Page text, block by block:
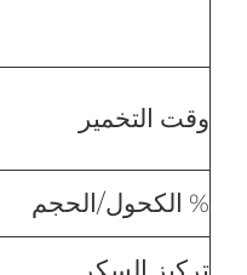
وقت التخمير
% الكحول/الحجم